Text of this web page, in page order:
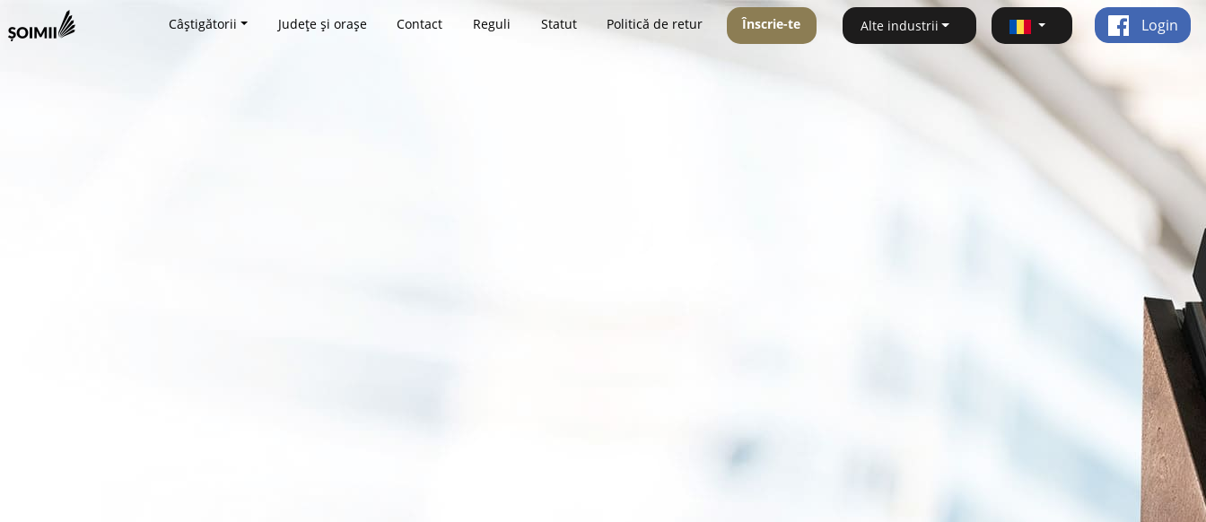
Câștigătorii Județe și orașe Contact Reguli Statut Politică de retur Înscrie-te Alte industrii Login